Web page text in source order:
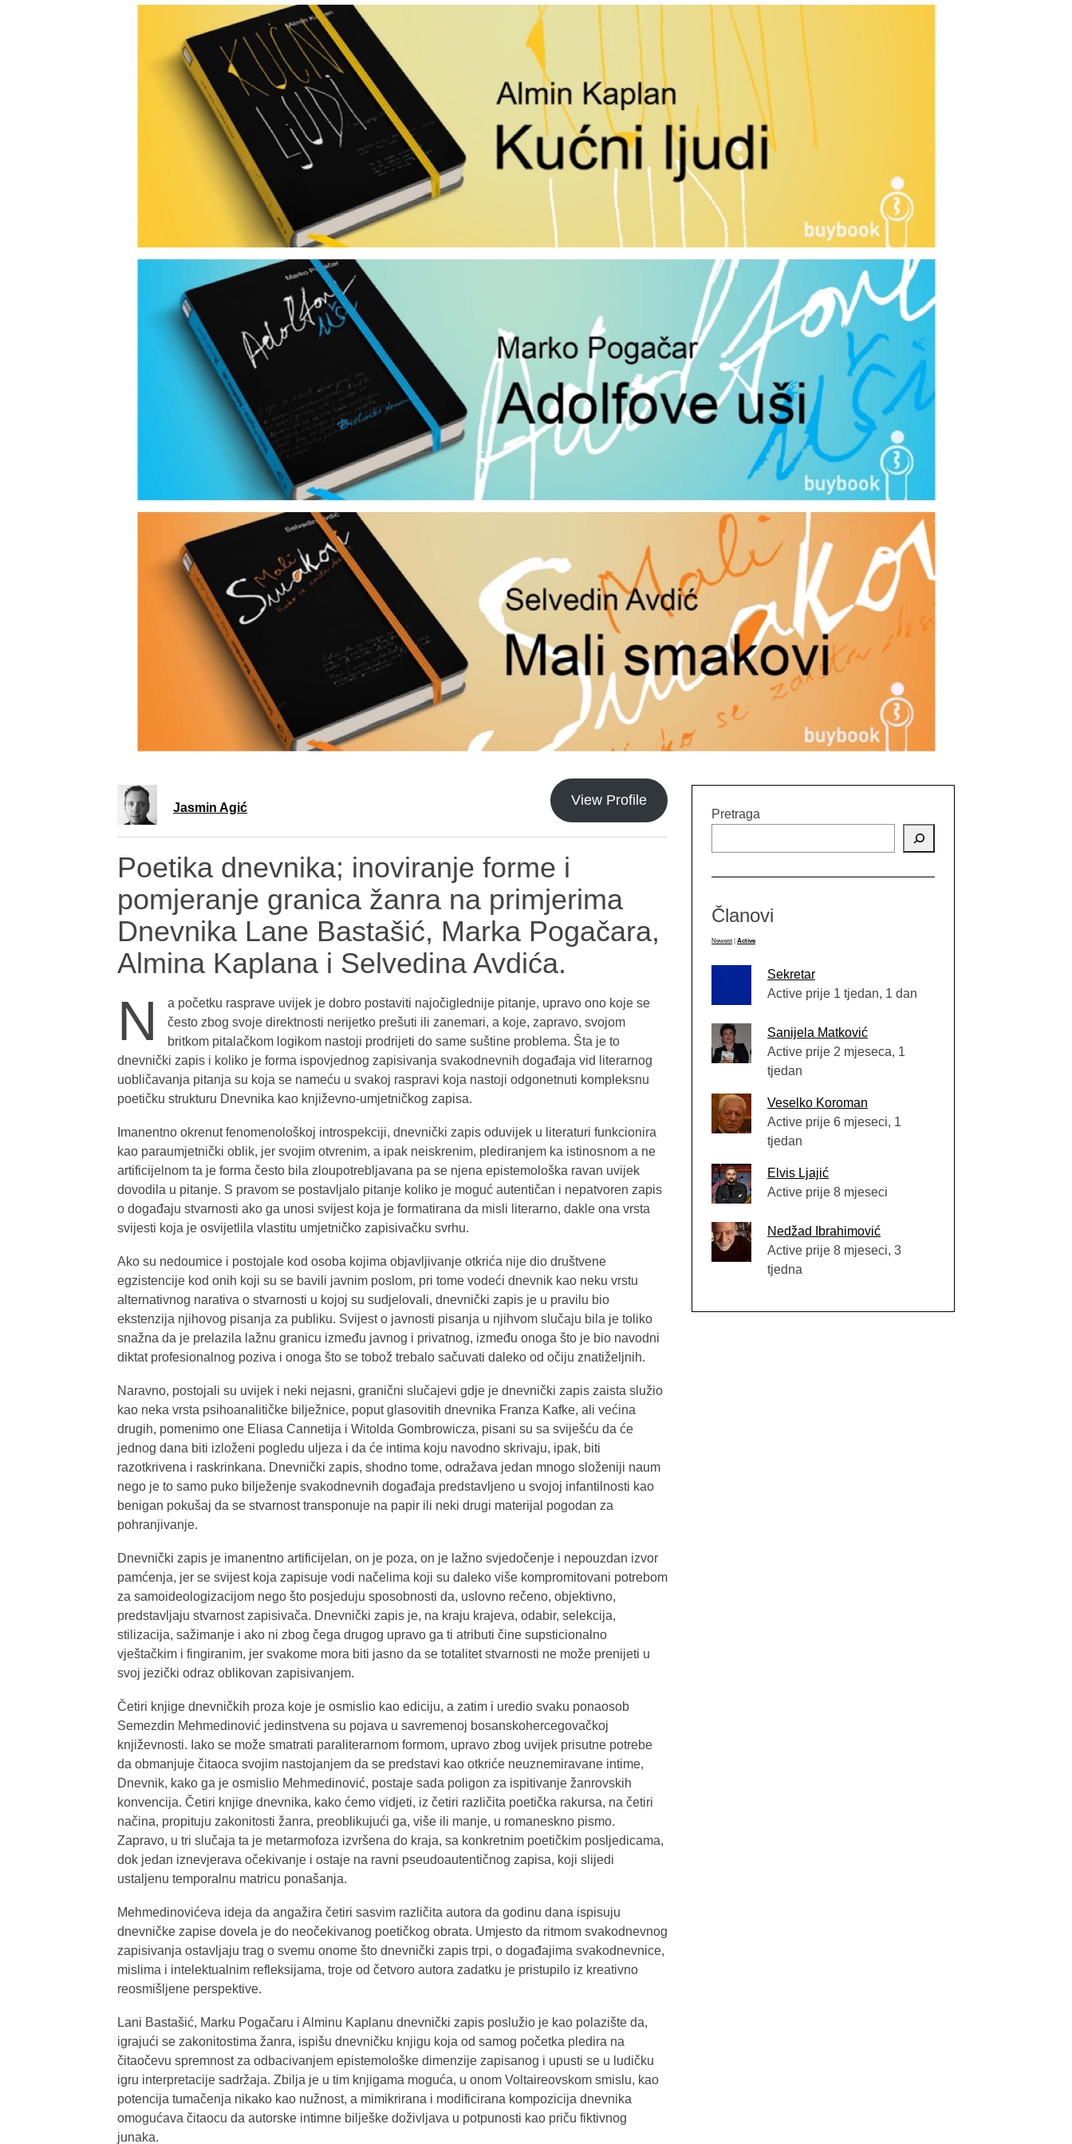
Jasmin Agić View Profile
Poetika dnevnika; inoviranje forme i
pomjeranje granica žanra na primjerima
Dnevnika Lane Bastašić, Marka Pogačara,
Almina Kaplana i Selvedina Avdića.
N
a početku rasprave uvijek je dobro postaviti najočiglednije pitanje, upravo ono koje se
često zbog svoje direktnosti nerijetko prešuti ili zanemari, a koje, zapravo, svojom
britkom pitalačkom logikom nastoji prodrijeti do same suštine problema. Šta je to
dnevnički zapis i koliko je forma ispovjednog zapisivanja svakodnevnih događaja vid literarnog
uobličavanja pitanja su koja se nameću u svakoj raspravi koja nastoji odgonetnuti kompleksnu
poetičku strukturu Dnevnika kao književno-umjetničkog zapisa.
Imanentno okrenut fenomenološkoj introspekciji, dnevnički zapis oduvijek u literaturi funkcionira
kao paraumjetnički oblik, jer svojim otvrenim, a ipak neiskrenim, plediranjem ka istinosnom a ne
artificijelnom ta je forma često bila zloupotrebljavana pa se njena epistemološka ravan uvijek
dovodila u pitanje. S pravom se postavljalo pitanje koliko je moguć autentičan i nepatvoren zapis
o događaju stvarnosti ako ga unosi svijest koja je formatirana da misli literarno, dakle ona vrsta
svijesti koja je osvijetlila vlastitu umjetničko zapisivačku svrhu.
Ako su nedoumice i postojale kod osoba kojima objavljivanje otkrića nije dio društvene
egzistencije kod onih koji su se bavili javnim poslom, pri tome vodeći dnevnik kao neku vrstu
alternativnog narativa o stvarnosti u kojoj su sudjelovali, dnevnički zapis je u pravilu bio
ekstenzija njihovog pisanja za publiku. Svijest o javnosti pisanja u njihvom slučaju bila je toliko
snažna da je prelazila lažnu granicu između javnog i privatnog, između onoga što je bio navodni
diktat profesionalnog poziva i onoga što se tobož trebalo sačuvati daleko od očiju znatiželjnih.
Naravno, postojali su uvijek i neki nejasni, granični slučajevi gdje je dnevnički zapis zaista služio
kao neka vrsta psihoanalitičke bilježnice, poput glasovitih dnevnika Franza Kafke, ali većina
drugih, pomenimo one Eliasa Cannetija i Witolda Gombrowicza, pisani su sa sviješću da će
jednog dana biti izloženi pogledu uljeza i da će intima koju navodno skrivaju, ipak, biti
razotkrivena i raskrinkana. Dnevnički zapis, shodno tome, odražava jedan mnogo složeniji naum
nego je to samo puko bilježenje svakodnevnih događaja predstavljeno u svojoj infantilnosti kao
benigan pokušaj da se stvarnost transponuje na papir ili neki drugi materijal pogodan za
pohranjivanje.
Dnevnički zapis je imanentno artificijelan, on je poza, on je lažno svjedočenje i nepouzdan izvor
pamćenja, jer se svijest koja zapisuje vodi načelima koji su daleko više kompromitovani potrebom
za samoideologizacijom nego što posjeduju sposobnosti da, uslovno rečeno, objektivno,
predstavljaju stvarnost zapisivača. Dnevnički zapis je, na kraju krajeva, odabir, selekcija,
stilizacija, sažimanje i ako ni zbog čega drugog upravo ga ti atributi čine supsticionalno
vještačkim i fingiranim, jer svakome mora biti jasno da se totalitet stvarnosti ne može prenijeti u
svoj jezički odraz oblikovan zapisivanjem.
Četiri knjige dnevničkih proza koje je osmislio kao ediciju, a zatim i uredio svaku ponaosob
Semezdin Mehmedinović jedinstvena su pojava u savremenoj bosanskohercegovačkoj
književnosti. Iako se može smatrati paraliterarnom formom, upravo zbog uvijek prisutne potrebe
da obmanjuje čitaoca svojim nastojanjem da se predstavi kao otkriće neuznemiravane intime,
Dnevnik, kako ga je osmislio Mehmedinović, postaje sada poligon za ispitivanje žanrovskih
konvencija. Četiri knjige dnevnika, kako ćemo vidjeti, iz četiri različita poetička rakursa, na četiri
načina, propituju zakonitosti žanra, preoblikujući ga, više ili manje, u romaneskno pismo.
Zapravo, u tri slučaja ta je metarmofoza izvršena do kraja, sa konkretnim poetičkim posljedicama,
dok jedan iznevjerava očekivanje i ostaje na ravni pseudoautentičnog zapisa, koji slijedi
ustaljenu temporalnu matricu ponašanja.
Mehmedinovićeva ideja da angažira četiri sasvim različita autora da godinu dana ispisuju
dnevničke zapise dovela je do neočekivanog poetičkog obrata. Umjesto da ritmom svakodnevnog
zapisivanja ostavljaju trag o svemu onome što dnevnički zapis trpi, o događajima svakodnevnice,
mislima i intelektualnim refleksijama, troje od četvoro autora zadatku je pristupilo iz kreativno
reosmišljene perspektive.
Lani Bastašić, Marku Pogačaru i Alminu Kaplanu dnevnički zapis poslužio je kao polazište da,
igrajući se zakonitostima žanra, ispišu dnevničku knjigu koja od samog početka pledira na
čitaočevu spremnost za odbacivanjem epistemološke dimenzije zapisanog i upusti se u ludičku
igru interpretacije sadržaja. Zbilja je u tim knjigama moguća, u onom Voltaireovskom smislu, kao
potencija tumačenja nikako kao nužnost, a mimikrirana i modificirana kompozicija dnevnika
omogućava čitaocu da autorske intimne bilješke doživljava u potpunosti kao priču fiktivnog
junaka.
Pretraga
Članovi
Newest Active
Sekretar
Active prije 1 tjedan, 1 dan
Sanijela Matković
Active prije 2 mjeseca, 1
tjedan
Veselko Koroman
Active prije 6 mjeseci, 1
tjedan
Elvis Ljajić
Active prije 8 mjeseci
Nedžad Ibrahimović
Active prije 8 mjeseci, 3
tjedna